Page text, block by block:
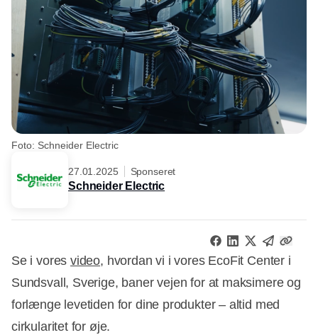
Foto: Schneider Electric
27.01.2025 Sponseret
Schneider Electric
Se i voresvideo, hvordan vi i vores EcoFit Center i
Sundsvall, Sverige, baner vejen for at maksimere og
forlænge levetiden for dine produkter – altid med
cirkularitet for øje.